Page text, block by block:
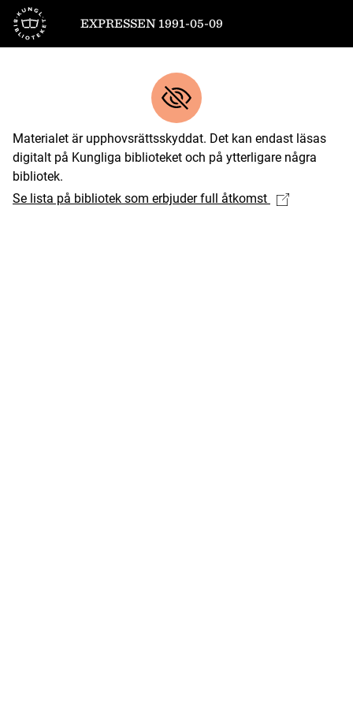
Till startsidan
EXPRESSEN 1991-05-09
Materialet är upphovsrättsskyddat. Det kan endast läsas
digitalt på Kungliga biblioteket och på ytterligare några
bibliotek.
Se lista på bibliotek som erbjuder full åtkomst